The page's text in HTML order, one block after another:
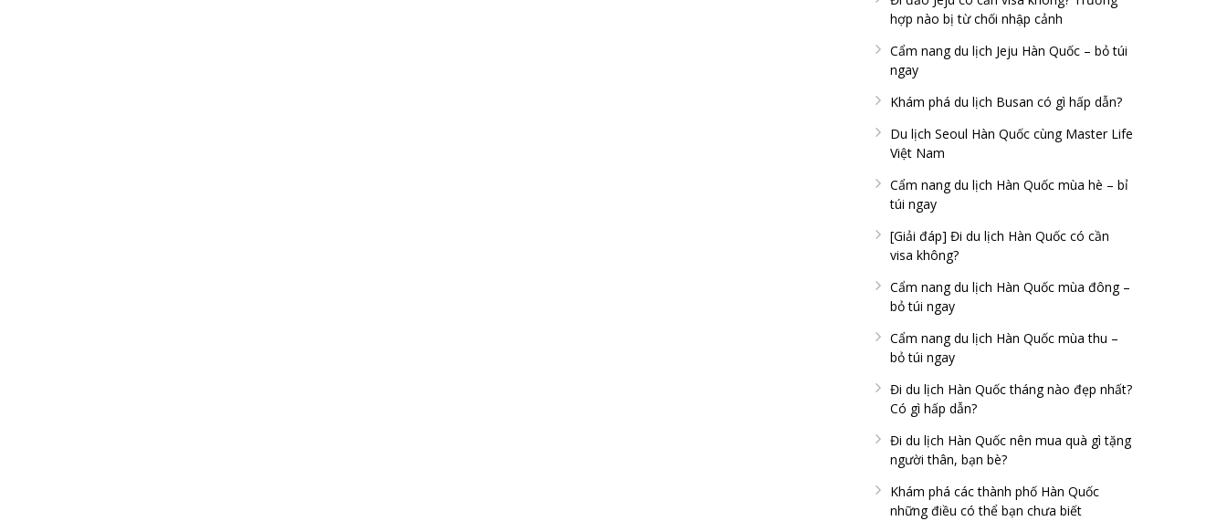
hợp nào bị từ chối nhập cảnh
Cẩm nang du lịch Jeju Hàn Quốc – bỏ túi
ngay
Khám phá du lịch Busan có gì hấp dẫn?
Du lịch Seoul Hàn Quốc cùng Master Life
Việt Nam
Cẩm nang du lịch Hàn Quốc mùa hè – bỉ
túi ngay
[Giải đáp] Đi du lịch Hàn Quốc có cần
visa không?
Cẩm nang du lịch Hàn Quốc mùa đông –
bỏ túi ngay
Cẩm nang du lịch Hàn Quốc mùa thu –
bỏ túi ngay
Đi du lịch Hàn Quốc tháng nào đẹp nhất?
Có gì hấp dẫn?
Đi du lịch Hàn Quốc nên mua quà gì tặng
người thân, bạn bè?
Khám phá các thành phố Hàn Quốc
những điều có thể bạn chưa biết